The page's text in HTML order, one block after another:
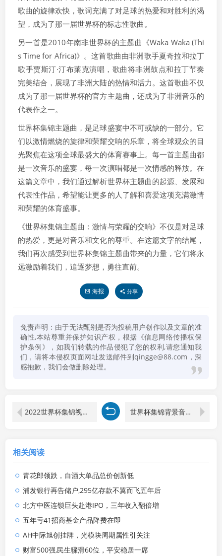
歌曲的旋律欢快，歌词充满了对足球的热爱和对胜利的渴
望，成为了那一届世界杯的标志性歌曲。
另一首是2010年南非世界杯的主题曲《Waka Waka (Thi
s Time for Africa)》。这首歌曲由非洲歌手夏奇拉和拉丁
歌手贾斯汀·汀布莱克演唱，歌曲将非洲鼓点和拉丁节奏
完美结合，展现了非洲大陆的热情和活力。这首歌曲不仅
成为了那一届世界杯的官方主题曲，还成为了非洲音乐的
代表作之一。
世界杯集锦主题曲，是足球盛宴中不可或缺的一部分。它
们以激情燃烧的旋律和荣耀交响的乐章，将全球观众的目
光聚焦在这项全球最盛大的体育赛事上。每一首主题曲都
是一次音乐的盛宴，每一次演唱都是一次情感的释放。在
这篇文章中，我们通过解析世界杯主题曲的起源、发展和
代表性作品，希望能让更多的人了解和喜爱这项充满激情
和荣耀的体育盛事。
《世界杯集锦主题曲：激情与荣耀的交响》不仅是对足球
的热爱，更是对音乐和文化的尊重。在这篇文字的结尾，
我们再次感受到世界杯集锦主题曲带来的力量，它们将永
远激励着我们，追逐梦想，勇往直前。
海报 分享
免责声明：由于无法甄别是否为投稿用户创作以及文章的准
确性,本站尊重并保护知识产权，根据《信息网络传播权保
护条例》，如我们转载的作品侵犯了您的权利,请您通知我
们，请将本侵权页面网址发送邮件到qingge@88.com，深
感抱歉，我们会做删除处理。
2022世界杯集锦视频完整版 世界杯集锦背景音乐是什么名字
相关阅读
青花郎领跌，白酒大单品总价创新低
浦发银行再告储户,295亿存款不翼而飞五年后
北方中医连锁巨头赴港IPO，三年收入翻倍增
五年亏41招商基金产品降费在即
AH中际旭创挂牌，光模块周期属性引关注
财富500强,民生骤滑60位，平安稳居一席